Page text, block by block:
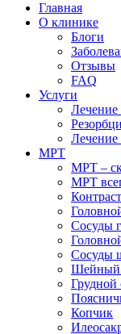
Главная
О клинике
Блоги
Отзывы
FAQ
Услуги
Лечение
Лечение
МРТ
МРТ –
МРТ
Контраст
Сосуды
Сосуды
Шейный
Грудной
Копчик